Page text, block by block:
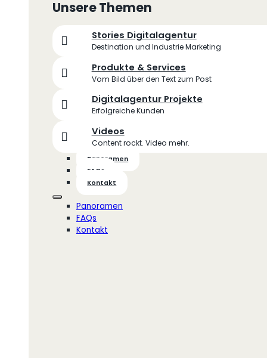
Unsere Themen
Stories Digitalagentur
Destination und Industrie Marketing
Produkte & Services
Vom Bild über den Text zum Post
Digitalagentur Projekte
Erfolgreiche Kunden
Videos
Content rockt. Video mehr.
Panoramen
FAQs
Kontakt
Panoramen
FAQs
Kontakt